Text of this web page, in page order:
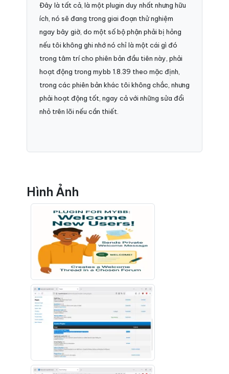
Đây là tất cả, là một plugin duy nhất nhưng hữu
ích, nó sẽ đang trong giai đoạn thử nghiệm
ngay bây giờ, do một số bộ phận phải bị hỏng
nếu tôi không ghi nhớ nó chỉ là một cái gì đó
trong tâm trí cho phiên bản đầu tiên này, phải
hoạt động trong mybb 1.8.39 theo mặc định,
trong các phiên bản khác tôi không chắc, nhưng
phải hoạt động tốt, ngay cả với những sửa đổi
nhỏ trên lõi nếu cần thiết.
Hình Ảnh